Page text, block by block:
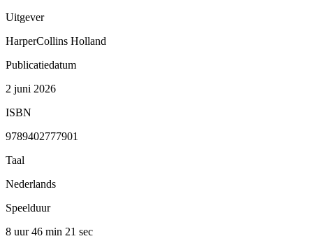
Uitgever
HarperCollins Holland
Publicatiedatum
2 juni 2026
ISBN
9789402777901
Taal
Nederlands
Speelduur
8 uur 46 min 21 sec